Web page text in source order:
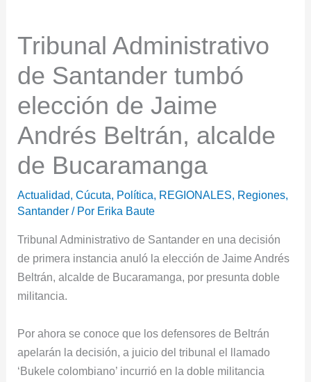
Tribunal Administrativo
de Santander tumbó
elección de Jaime
Andrés Beltrán, alcalde
de Bucaramanga
Actualidad,Cúcuta, Política, REGIONALES, Regiones,
Santander / Por Erika Baute
Tribunal Administrativo de Santander en una decisión
de primera instancia anuló la elección de Jaime Andrés
Beltrán, alcalde de Bucaramanga, por presunta doble
militancia.
Por ahora se conoce que los defensores de Beltrán
apelarán la decisión, a juicio del tribunal el llamado
‘Bukele colombiano’ incurrió en la doble militancia